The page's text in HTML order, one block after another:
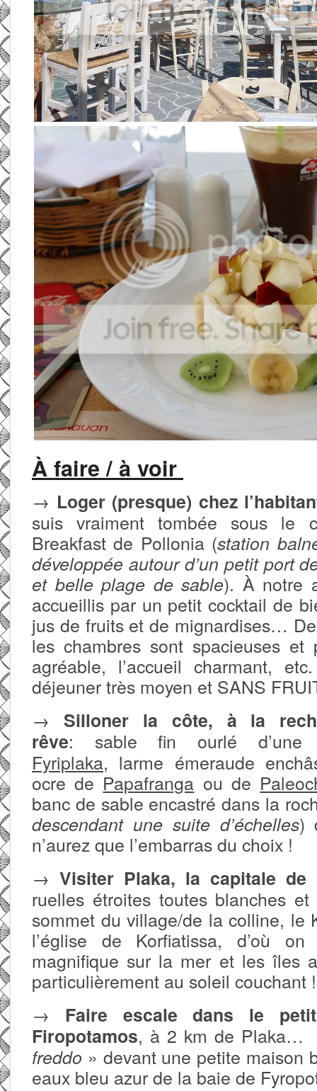
À faire / à voir
→ Loger (presque) chez
suis vraiment tombée sous le
Breakfast de Pollonia (station
développée autour d’un petit port
et belle plage de sable). À notre
accueillis par un petit cocktail de
jus de fruits et de mignardises…
les chambres sont spacieuses
agréable, l’accueil charmant,
déjeuner très moyen et SANS
→ Silloner la côte, à la
rêve: sable fin ourlé
Fyriplaka, larme émeraude
ocre de Papafranga ou de
banc de sable encastré dans la
descendant une suite d’échelles)
n’aurez que l’embarras du choix !
→Visiter Plaka, la capitale de
ruelles étroites toutes blanches
sommet du village/de la colline, le
l’église de Korfiatissa, d’où
magnifique sur la mer et les îles
particulièrement au soleil couchant !
→ Faire escale dans le
Firopotamos, à 2 km de
freddo » devant une petite maison
eaux bleu azur de la baie de